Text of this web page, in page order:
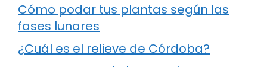
Cómo podar tus plantas según las
fases lunares
¿Cuál es el relieve de Córdoba?